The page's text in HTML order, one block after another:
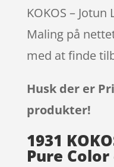
KOKOS – Jotun
Maling på
med at finde
Husk der er
produkter!
1931
Pure Color